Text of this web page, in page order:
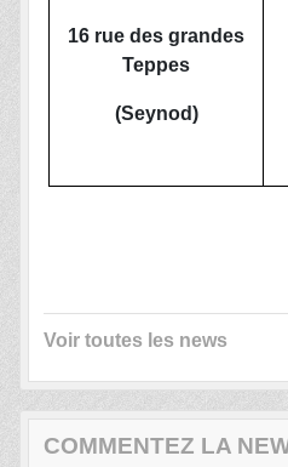
16 rue des grandes
Teppes
(Seynod)
Voir toutes les news
COMMENTEZ LA